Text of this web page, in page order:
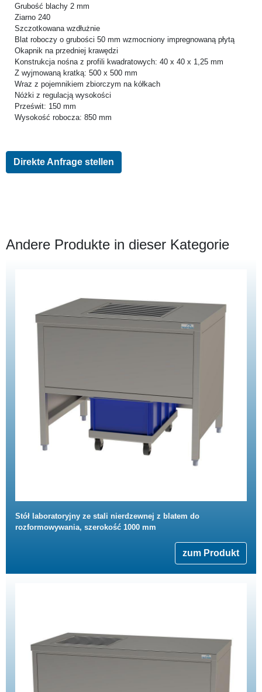
Grubość blachy 2 mm
Ziarno 240
Szczotkowana wzdłużnie
Blat roboczy o grubości 50 mm wzmocniony impregnowaną płytą
Okapnik na przedniej krawędzi
Konstrukcja nośna z profili kwadratowych: 40 x 40 x 1,25 mm
Z wyjmowaną kratką: 500 x 500 mm
Wraz z pojemnikiem zbiorczym na kółkach
Nóżki z regulacją wysokości
Prześwit: 150 mm
Wysokość robocza: 850 mm
Direkte Anfrage stellen
Andere Produkte in dieser Kategorie
Stół laboratoryjny ze stali nierdzewnej z blatem do
rozformowywania, szerokość 1000 mm
zum Produkt